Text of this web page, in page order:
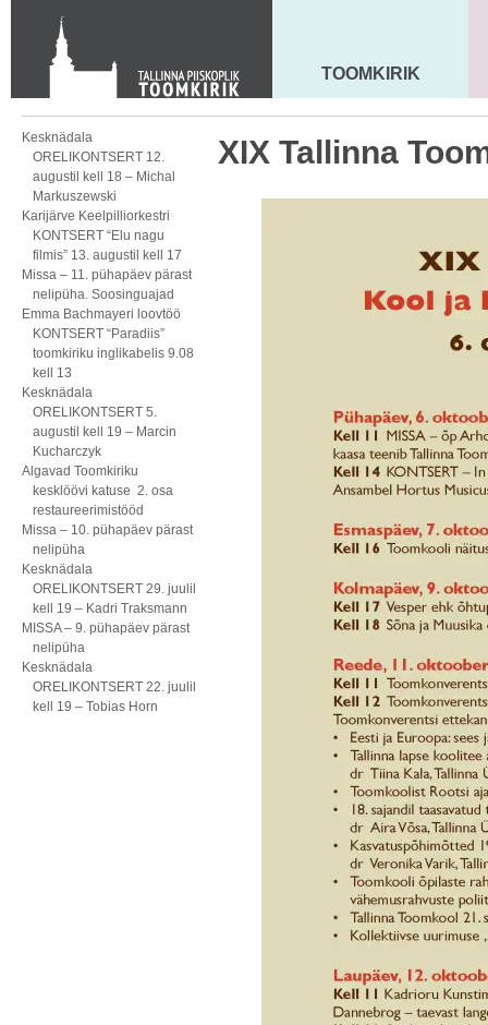
Toom-Kooli 6, 10130 TALLINN
tallinna.toom
+372 644 4140
MAARJA KIRIK
TOOMKIRIK
Kesknädala
ORELIKONTSERT 12.
augustil kell 18 – Michal
Markuszewski
Karijärve Keelpilliorkestri
KONTSERT “Elu nagu
filmis” 13. augustil kell 17
Missa – 11. pühapäev pärast
nelipüha. Soosinguajad
Emma Bachmayeri loovtöö
KONTSERT “Paradiis”
toomkiriku inglikabelis 9.08
kell 13
Kesknädala
ORELIKONTSERT 5.
augustil kell 19 – Marcin
Kucharczyk
Algavad Toomkiriku
kesklöövi katuse 2. osa
restaureerimistööd
Missa – 10. pühapäev pärast
nelipüha
Kesknädala
ORELIKONTSERT 29. juulil
kell 19 – Kadri Traksmann
MISSA – 9. pühapäev pärast
nelipüha
Kesknädala
ORELIKONTSERT 22. juulil
kell 19 – Tobias Horn
XIX Tallinna